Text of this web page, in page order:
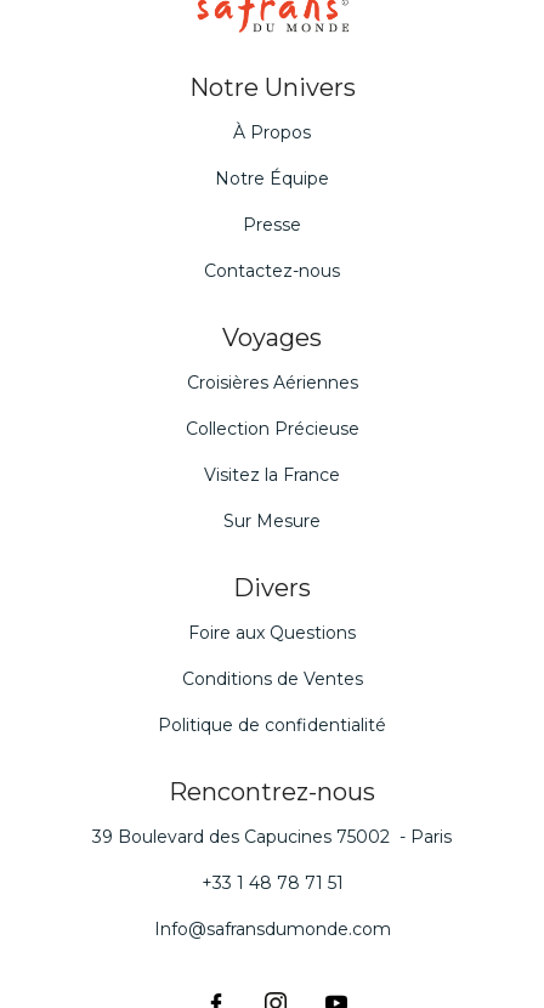
Notre Univers
À Propos
Notre Équipe
Presse
Contactez-nous
Voyages
Croisières Aériennes
Collection Précieuse
Visitez la France
Sur Mesure
Divers
Foire aux Questions
Conditions de Ventes
Politique de confidentialité
Rencontrez-nous
39 Boulevard des Capucines 75002 - Paris
+33 1 48 78 71 51
Info@safransdumonde.com